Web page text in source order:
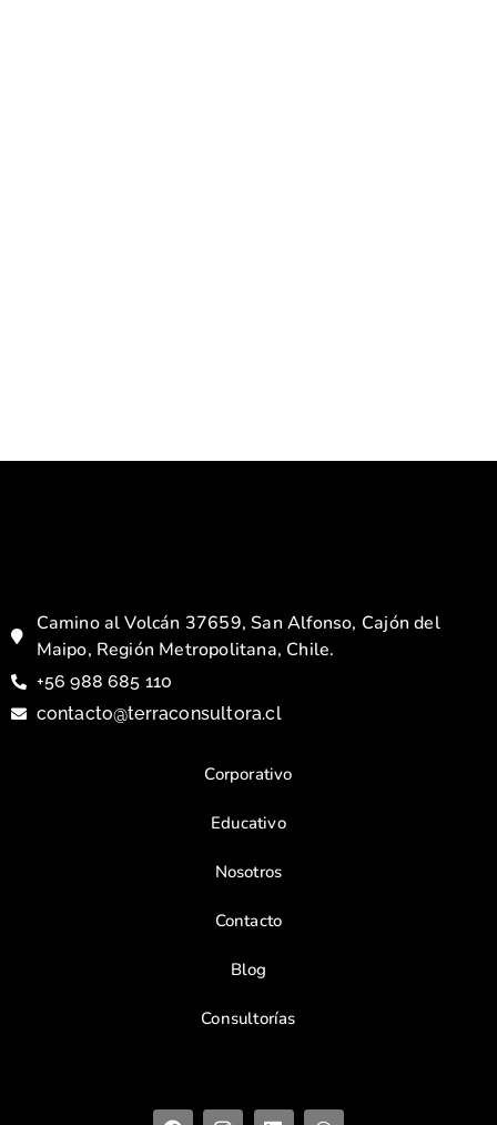
Camino al Volcán 37659, San Alfonso, Cajón del
Maipo, Región Metropolitana, Chile.
+56 988 685 110
contacto@terraconsultora.cl
Corporativo
Educativo
Nosotros
Contacto
Blog
Consultorías